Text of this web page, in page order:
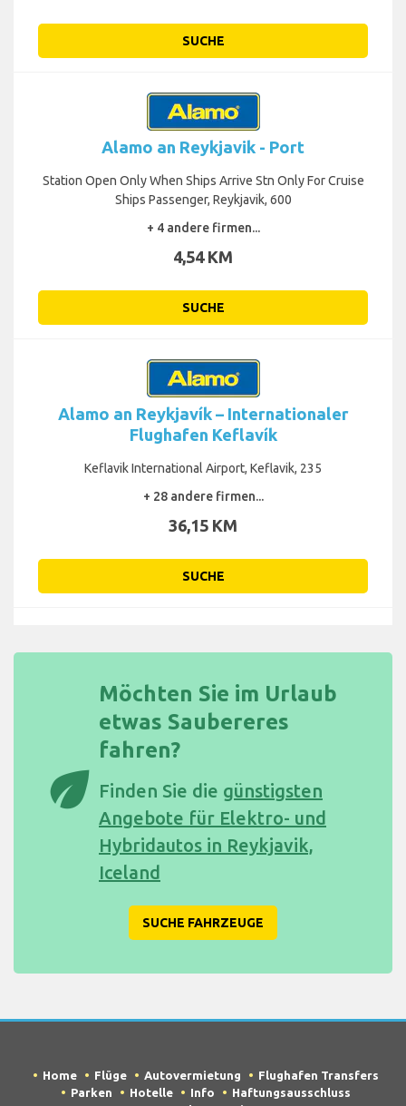
SUCHE
Alamo an Reykjavik - Port
Station Open Only When Ships Arrive Stn Only For Cruise
Ships Passenger, Reykjavik, 600
+ 4 andere firmen...
4,54 KM
SUCHE
Alamo an Reykjavík – Internationaler
Flughafen Keflavík
Keflavik International Airport, Keflavik, 235
+ 28 andere firmen...
36,15 KM
SUCHE
eco
Möchten Sie im Urlaub
etwas Saubereres
fahren?
Finden Sie die günstigsten
Angebote für Elektro- und
Hybridautos in Reykjavik,
Iceland
SUCHE FAHRZEUGE
Home Flüge Autovermietung
Flughafen Transfers
Parken
Hotelle Info
Haftungsausschluss